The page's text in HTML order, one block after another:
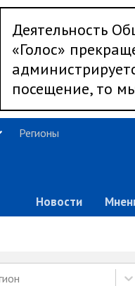
Деятельность
«Голос»
посещение, то
Регионы
Новости